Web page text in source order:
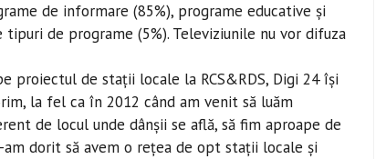
de informare (85%), programe educative şi
de programe (5%). Televiziunile nu vor difuza
proiectul de staţii locale la RCS&RDS, Digi 24 îşi
la fel ca în 2012 când am venit să luăm
de locul unde dânşii se află, să fim aproape de
dorit să avem o reţea de opt staţii locale şi